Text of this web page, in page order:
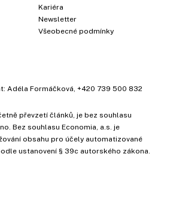
Kariéra
Newsletter
Všeobecné podmínky
Adéla Formáčková +420 739 500 832
převzetí článků, je bez souhlasu
Bez souhlasu Economia, a.s. je
obsahu pro účely automatizované
ustanovení § 39c autorského zákona.